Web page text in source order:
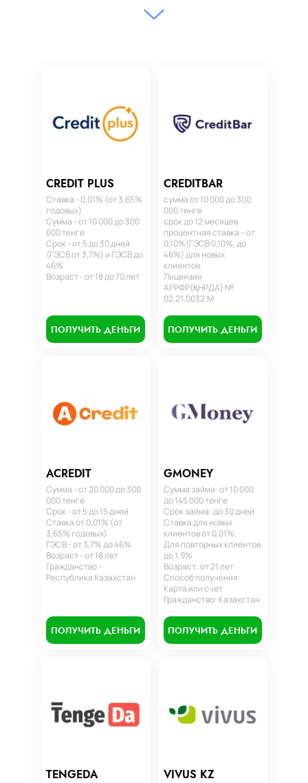
CREDIT PLUS
Ставка - 0,01% (от 3,65%
годовых)
Сумма - от 10 000 до 300
000 тенге
Срок - от 5 до 30 дней
(ГЭСВ от 3,7%) и ГЭСВ до
46%
Возраст - от 18 до 70 лет
ПОЛУЧИТЬ ДЕНЬГИ
CREDITBAR
сумма от 10 000 до 300
000 тенге
срок до 12 месяцев
процентная ставка – от
0,10%(ГЭСВ 0,10%, до
46%) для новых
клиентов.
Лицензия
АРРФР(ҚНРДА) №
02.21.0032.М
ПОЛУЧИТЬ ДЕНЬГИ
ACREDIT
Сумма - от 20 000 до 300
000 тенге
Срок - от 5 до 15 дней
Ставка от 0,01% (от
3,65% годовых)
ГЭСВ - от 3,7% до 46%
Возраст - от 18 лет
Гражданство -
Республика Казахстан
ПОЛУЧИТЬ ДЕНЬГИ
GMONEY
Сумма займа: от 10 000
до 145 000 тенге
Срок займа: до 30 дней
Ставка для новых
клиентов от 0,01%.
Для повторных клиентов
до 1,9%
Возраст: от 21 лет
Способ получения:
Карта или счет
Гражданство: Казахстан
ПОЛУЧИТЬ ДЕНЬГИ
TENGEDA VIVUS KZ